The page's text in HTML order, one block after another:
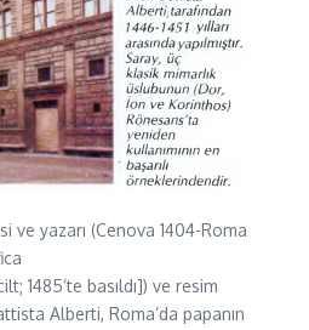
ve yazarı (Cenova 1404-Roma
1485’te basıldı]) ve resim
Alberti, Roma’da papanın